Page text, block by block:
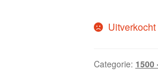
Uitverkocht
Categorie: 1500